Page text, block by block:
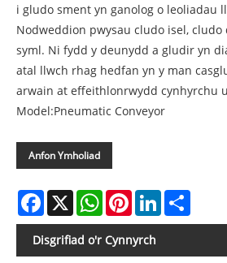
i gludo sment yn ganolog o leoliadau
Nodweddion pwysau cludo isel, cludo
syml. Ni fydd y deunydd a gludir yn
atal llwch rhag hedfan yn y man
arwain at effeithlonrwydd cynhyrchu
Model:Pneumatic Conveyor
Anfon Ymholiad
Facebook
X WhatsAppPinterestLinkedIn
Disgrifiad o'r Cynnyrch